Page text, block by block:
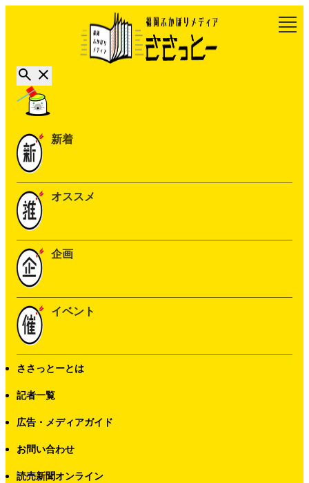
新着
オススメ
企画
イベント
ささっとーとは
記者一覧
広告・メディアガイド
お問い合わせ
読売新聞オンライン